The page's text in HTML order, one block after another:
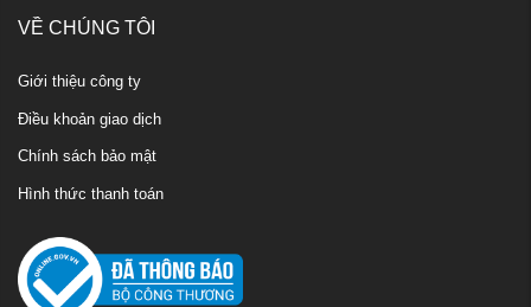
VỀ CHÚNG TÔI
Giới thiệu công ty
Điều khoản giao dịch
Chính sách bảo mật
Hình thức thanh toán